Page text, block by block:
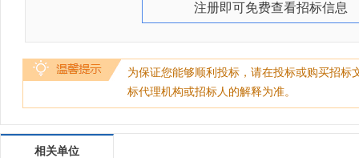
注册即可免费查看招标信息
为保证您能够顺利投标，请在投标或购买招
标代理机构或招标人的解释为准。
相关单位